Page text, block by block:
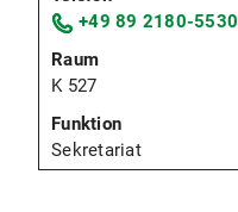
+49 89 2180-5530
K 527
Sekretariat